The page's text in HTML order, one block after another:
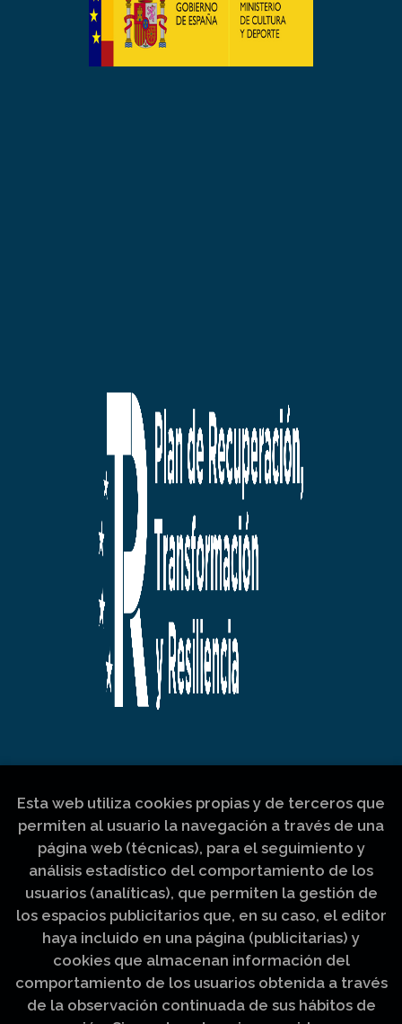
Esta web utiliza cookies propias y de terceros que
permiten al usuario la navegación a través de una
página web (técnicas), para el seguimiento y
análisis estadístico del comportamiento de los
usuarios (analíticas), que permiten la gestión de
los espacios publicitarios que, en su caso, el editor
haya incluido en una página (publicitarias) y
cookies que almacenan información del
comportamiento de los usuarios obtenida a través
de la observación continuada de sus hábitos de